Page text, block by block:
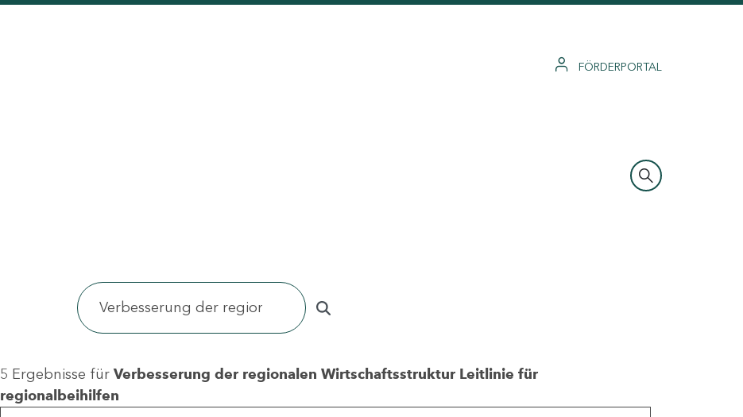
FÖRDERPORTAL
5 Ergebnisse für Verbesserung der regionalen Wirtschaftsstruktur Leitlinie für
regionalbeihilfen